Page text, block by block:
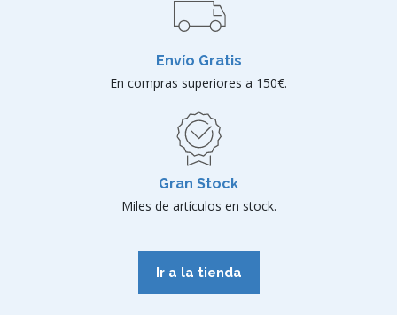
Envío Gratis
En compras superiores a 150€.
Gran Stock
Miles de artículos en stock.
Ir a la tienda